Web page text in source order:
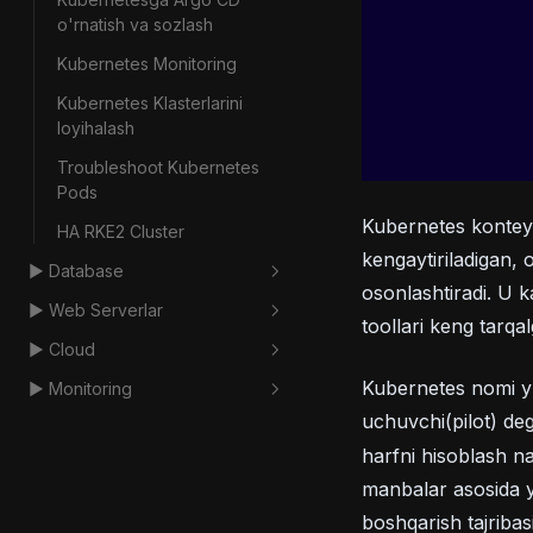
.NET Core Deployment
o'rnatish va sozlash
Kubernetes Monitoring
Kubernetes Klasterlarini
loyihalash
Troubleshoot Kubernetes
Pods
HA RKE2 Cluster
▶️ Database
PostgreSQL Kirish
MySQL
MongoDB
▶️ Web Serverlar
Load Balancing
NGINX Load Balancing
▶️ Cloud
Azure Network sozlash
▶️ Monitoring
Kubernetes
kengaytiriladigan,
osonlashtiradi. U
toollari keng
Kubernetes nomi
uchuvchi(pilot)
harfni hisoblash
manbalar asosida
boshqarish